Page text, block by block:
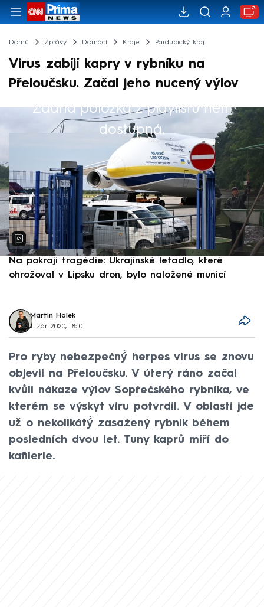
Domů Zprávy Domácí Kraje Pardubický kraj
Virus zabíjí kapry v rybníku na
Přeloučsku. Začal jeho nucený výlov
Žádná položka z playlistu není
dostupná.
Výběr redakce
Na pokraji tragédie: Ukrajinské letadlo, které
ohrožoval v Lipsku dron, bylo naložené municí
Martin Holek
1. zář 2020, 18:10
Pro ryby nebezpečný́ herpes virus se znovu
objevil na Přeloučsku. V úterý ráno začal
kvůli nákaze výlov Sopřečského rybníka, ve
kterém se výskyt viru potvrdil. V oblasti jde
už̌ o nekolikátý́ zasažený rybník během
posledních dvou let. Tuny kaprů míří do
kafilerie.